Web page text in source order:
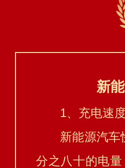
新
1、充电速
新能源汽车
分之八十的电